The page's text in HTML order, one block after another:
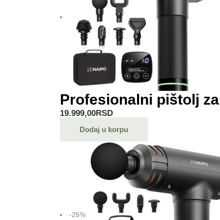
Profesionalni pištolj
19.999,00RSD
Dodaj u korpu
-25%